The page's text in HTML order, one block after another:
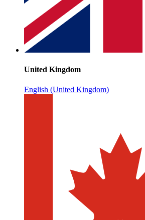
United Kingdom
English (United Kingdom)